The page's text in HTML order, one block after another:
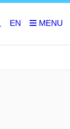
EN